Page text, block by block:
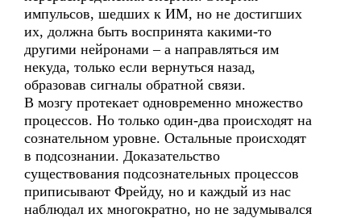
импульсов, шедших к ИМ, но не достигших
их, должна быть воспринята какими-то
другими нейронами – а направляться им
некуда, только если вернуться назад,
образовав сигналы обратной связи.
В мозгу протекает одновременно множество
процессов. Но только один-два происходят на
сознательном уровне. Остальные происходят
в подсознании. Доказательство
существования подсознательных процессов
приписывают Фрейду, но и каждый из нас
наблюдал их многократно, но не задумывался